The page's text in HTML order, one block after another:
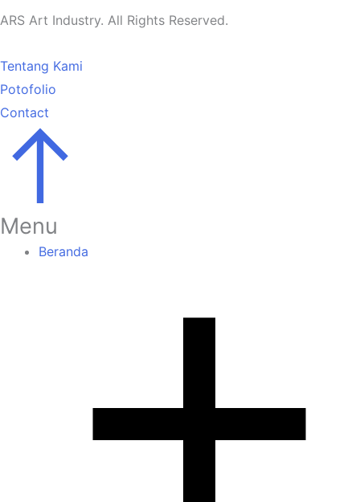
ARS Art Industry. All Rights Reserved.
Tentang Kami
Potofolio
Contact
Menu
Beranda